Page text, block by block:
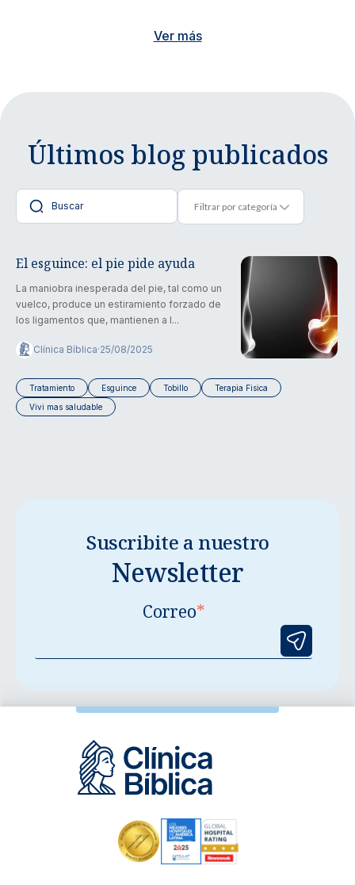
Ver más
Últimos blog publicados
El esguince: el pie pide ayuda
La maniobra inesperada del pie, tal como un
vuelco, produce un estiramiento forzado de
los ligamentos que, mantienen a l...
Clínica Bíblica·25/08/2025
Tratamiento Esguince Tobillo
Terapia Fisica
Vivi mas saludable
Suscribite a nuestro
Newsletter
Correo*